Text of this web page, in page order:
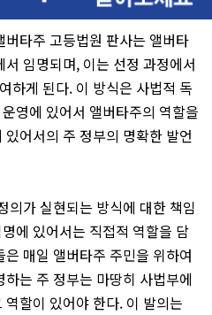
타주 고등법원 판사는 앨버타
임명되며, 이는 선정 과정에서
하게 된다. 이 방식은 사법적 독
영에 있어서 앨버타주의 역할을
어서의 주 정부의 명확한 발언
의가 실현되는 방식에 대한 책임
에 있어서는 직접적 역할을 담
매일 앨버타주 주민을 위하여
는 주 정부는 마땅히 사법부에
할이 있어야 한다. 이 발의는